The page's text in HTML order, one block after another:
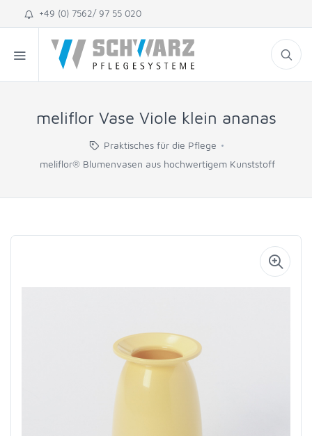
+49 (0) 7562/ 97 55 020
meliflor Vase Viole klein ananas
Praktisches für die Pflege
meliflor® Blumenvasen aus hochwertigem Kunststoff